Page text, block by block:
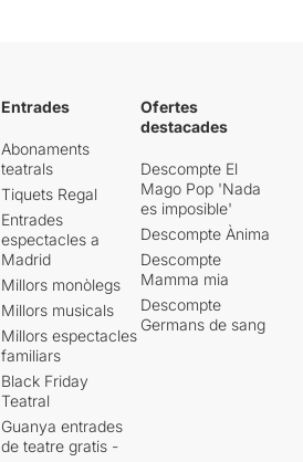
Entrades
Abonaments
teatrals
Tiquets Regal
Entrades
espectacles a
Madrid
Millors monòlegs
Millors musicals
Millors espectacles
familiars
Black Friday
Teatral
Guanya entrades
de teatre gratis -
Ofertes
destacades
Descompte El
Mago Pop 'Nada
es imposible'
Descompte Ànima
Descompte
Mamma mia
Descompte
Germans de sang